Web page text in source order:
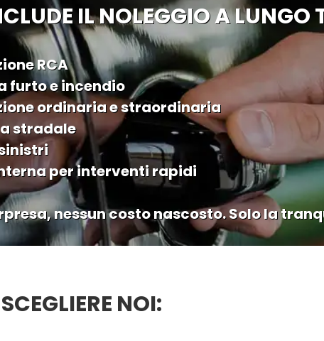
IL NOLEGGIO A LUNGO
RCA
furto e incendio
ordinaria e straordinaria
stradale
per interventi rapidi
nessun costo nascosto. Solo la
NOI: